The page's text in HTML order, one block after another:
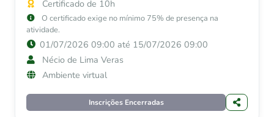
Certificado de 10h
O certificado exige no mínimo 75% de presença na
atividade.
01/07/2026 09:00 até 15/07/2026 09:00
Nécio de Lima Veras
Ambiente virtual
Inscrições Encerradas